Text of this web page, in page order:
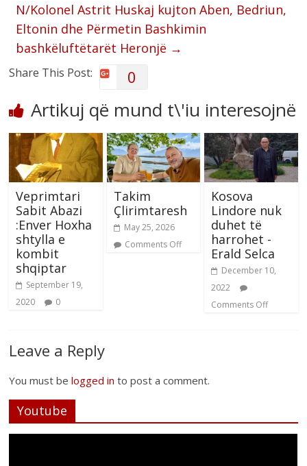
N/Kolonel Astrit Huskaj kujton Aben, Bedriun,
Eltonin dhe Përmetin Bashkimin
bashkëluftëtarët Heronjë →
Share This Post: 0
Artikuj që mund t\'iu interesojnë
Veprimtari
Sabit Abazi
:Enver Hoxha
shtylla e
kombit
shqiptar
September 19,
2020
0
Takim
Çlirimtaresh
May 25, 2026
Comments Off
Kosova
Lindore nuk
duhet të
harrohet -
Erald Selca
December 10,
2022
Comments Off
Leave a Reply
You must belogged in to post a comment.
Youtube